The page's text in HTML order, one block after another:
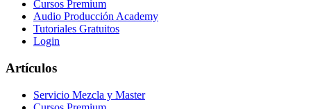
Cursos Premium
Audio Producción Academy
Tutoriales Gratuitos
Login
Artículos
Servicio Mezcla y Master